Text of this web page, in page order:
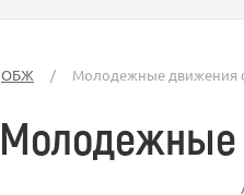
ОБЖ / Молодежные движения
Молодежные